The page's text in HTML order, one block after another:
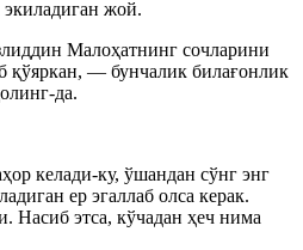
жой.
Малоҳатнинг сочларини
қўяркан, — бунчалик билағонлик
да.
келади-ку, ўшандан сўнг энг
ер эгаллаб олса керак.
Насиб этса, кўчадан ҳеч нима